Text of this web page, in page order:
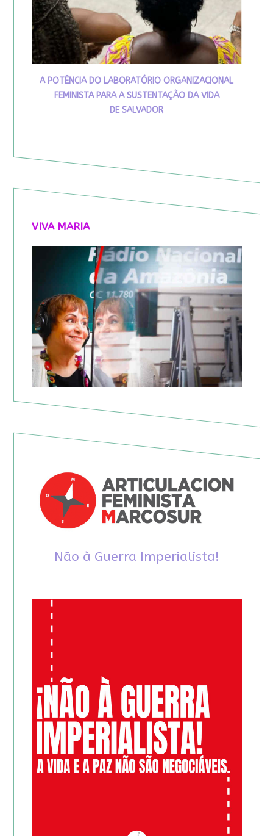
A POTÊNCIA DO LABORATÓRIO ORGANIZACIONAL
FEMINISTA PARA A SUSTENTAÇÃO DA VIDA
DE SALVADOR
VIVA MARIA
Não à Guerra Imperialista!